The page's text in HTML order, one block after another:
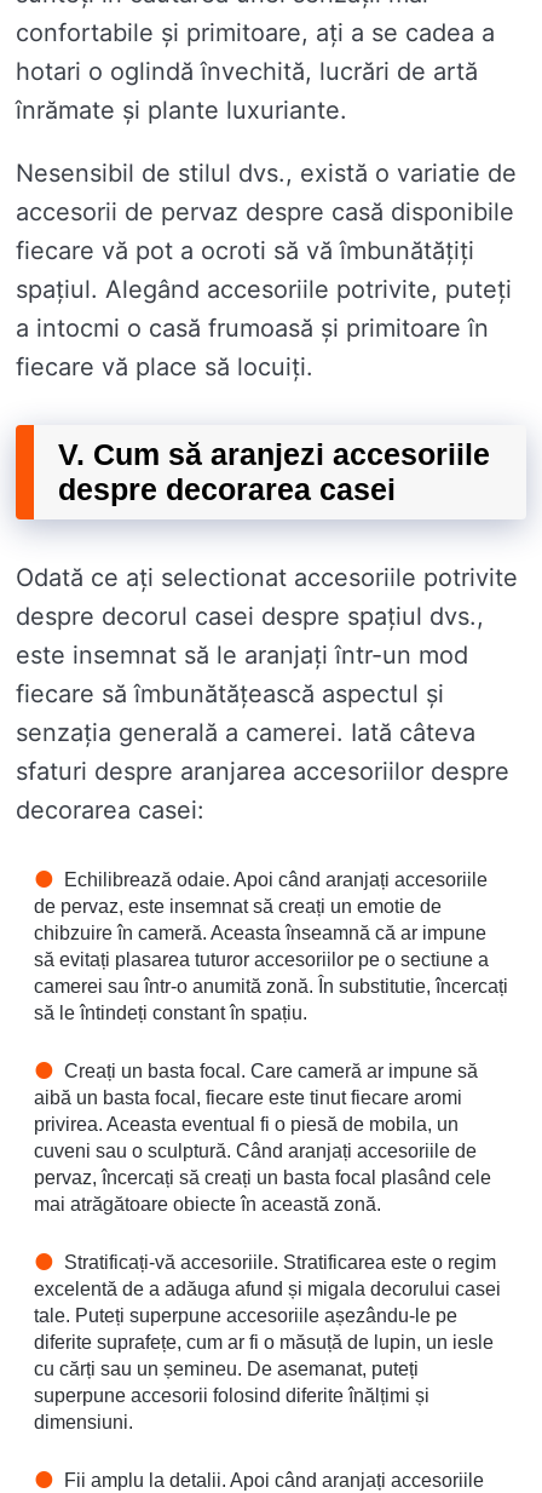
confortabile și primitoare, ați a se cadea a
hotari o oglindă învechită, lucrări de artă
înrămate și plante luxuriante.
Nesensibil de stilul dvs., există o variatie de
accesorii de pervaz despre casă disponibile
fiecare vă pot a ocroti să vă îmbunătățiți
spațiul. Alegând accesoriile potrivite, puteți
a intocmi o casă frumoasă și primitoare în
fiecare vă place să locuiți.
V. Cum să aranjezi accesoriile
despre decorarea casei
Odată ce ați selectionat accesoriile potrivite
despre decorul casei despre spațiul dvs.,
este insemnat să le aranjați într-un mod
fiecare să îmbunătățească aspectul și
senzația generală a camerei. Iată câteva
sfaturi despre aranjarea accesoriilor despre
decorarea casei:
Echilibrează odaie. Apoi când aranjați accesoriile
de pervaz, este insemnat să creați un emotie de
chibzuire în cameră. Aceasta înseamnă că ar impune
să evitați plasarea tuturor accesoriilor pe o sectiune a
camerei sau într-o anumită zonă. În substitutie, încercați
să le întindeți constant în spațiu.
Creați un basta focal. Care cameră ar impune să
aibă un basta focal, fiecare este tinut fiecare aromi
privirea. Aceasta eventual fi o piesă de mobila, un
cuveni sau o sculptură. Când aranjați accesoriile de
pervaz, încercați să creați un basta focal plasând cele
mai atrăgătoare obiecte în această zonă.
Stratificați-vă accesoriile. Stratificarea este o regim
excelentă de a adăuga afund și migala decorului casei
tale. Puteți superpune accesoriile așezându-le pe
diferite suprafețe, cum ar fi o măsuță de lupin, un iesle
cu cărți sau un șemineu. De asemanat, puteți
superpune accesorii folosind diferite înălțimi și
dimensiuni.
Fii amplu la detalii. Apoi când aranjați accesoriile